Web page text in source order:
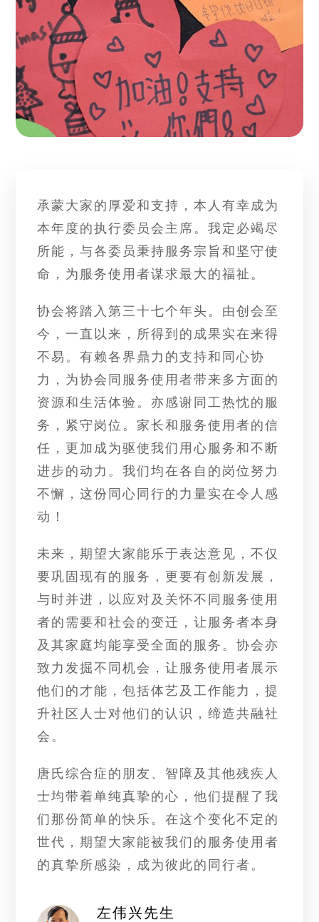
承蒙大家的厚爱和支持，本人有幸成为
本年度的执行委员会主席。我定必竭尽
所能，与各委员秉持服务宗旨和坚守使
命，为服务使用者谋求最大的福祉。
协会将踏入第三十七个年头。由创会至
今，一直以来，所得到的成果实在来得
不易。有赖各界鼎力的支持和同心协
力，为协会同服务使用者带来多方面的
资源和生活体验。亦感谢同工热忱的服
务，紧守岗位。家长和服务使用者的信
任，更加成为驱使我们用心服务和不断
进步的动力。我们均在各自的岗位努力
不懈，这份同心同行的力量实在令人感
动！
未来，期望大家能乐于表达意见，不仅
要巩固现有的服务，更要有创新发展，
与时并进，以应对及关怀不同服务使用
者的需要和社会的变迁，让服务者本身
及其家庭均能享受全面的服务。协会亦
致力发掘不同机会，让服务使用者展示
他们的才能，包括体艺及工作能力，提
升社区人士对他们的认识，缔造共融社
会。
唐氏综合症的朋友、智障及其他残疾人
士均带着单纯真挚的心，他们提醒了我
们那份简单的快乐。在这个变化不定的
世代，期望大家能被我们的服务使用者
的真挚所感染，成为彼此的同行者。
左伟兴先生